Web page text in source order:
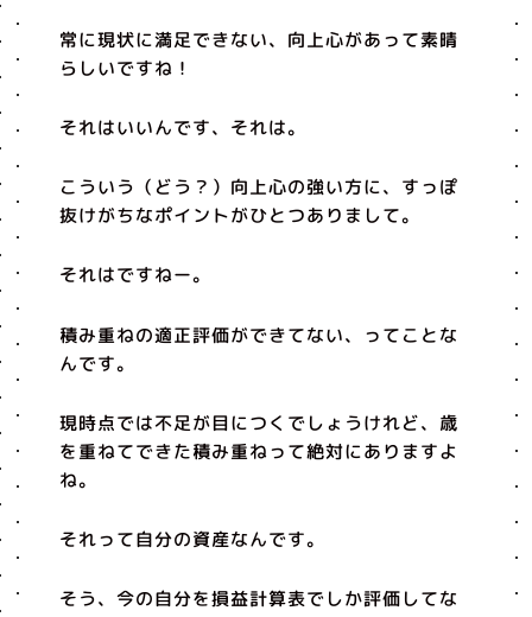
常に現状に満足できない、向上心があって素晴
らしいですね！
それはいいんです、それは。
こういう（どう？）向上心の強い方に、すっぽ
抜けがちなポイントがひとつありまして。
それはですねー。
積み重ねの適正評価ができてない、ってことな
んです。
現時点では不足が目につくでしょうけれど、歳
を重ねてできた積み重ねって絶対にありますよ
ね。
それって自分の資産なんです。
そう、今の自分を損益計算表でしか評価してな